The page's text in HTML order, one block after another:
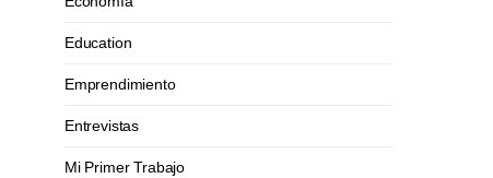
Education
Emprendimiento
Entrevistas
Mi Primer Trabajo